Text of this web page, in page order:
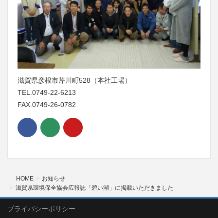
滋賀県彦根市芹川町528（本社工場）
TEL.0749-22-6213
FAX.0749-26-0782
HOME
お知らせ
滋賀県環境保全協会広報誌「碧い湖」に掲載いただきました
プライバシーポリシー